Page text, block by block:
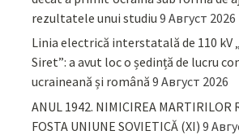
rezultatele unui studiu 9 Август 2026
Linia electrică interstatală de 110 kV
Siret”: a avut loc o ședință de lucru
ucraineană și română 9 Август 2026
ANUL 1942. NIMICIREA MARTIRILOR
FOSTA UNIUNE SOVIETICĂ (XI) 9